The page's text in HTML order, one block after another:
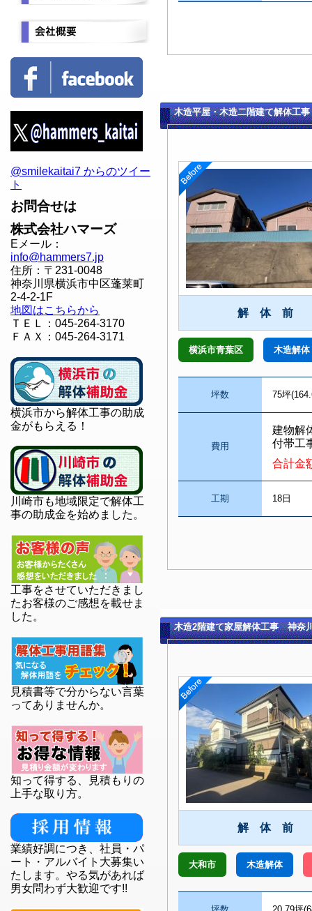
木造平屋・木造二階建て解体工
解 体 前
横浜市青葉区 木造解体
坪数 75坪
費用
建物解
付帯工
合計金
工期 18日
木造2階建て家屋解体工事 神奈
解 体 前
大和市 木造解体
@smilekaitai7 からのツイー
ト
お問合せは
株式会社ハマーズ
Eメール：
info@hammers7.jp
住所：〒231-0048
神奈川県横浜市中区蓬莱町
2-4-2-1F
地図はこちらから
ＴＥＬ：045-264-3170
ＦＡＸ：045-264-3171
横浜市から解体工事の助成
金がもらえる！
川崎市も地域限定で解体工
事の助成金を始めました。
工事をさせていただきまし
たお客様のご感想を載せま
した。
見積書等で分からない言葉
ってありませんか。
知って得する、見積もりの
上手な取り方。
業績好調につき、社員・パ
ート・アルバイト大募集い
たします。やる気があれば
男女問わず大歓迎です!!